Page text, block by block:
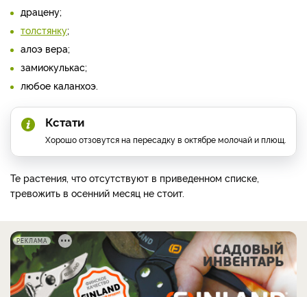
драцену;
толстянку;
алоэ вера;
замиокулькас;
любое каланхоэ.
Кстати
Хорошо отзовутся на пересадку в октябре молочай и плющ.
Те растения, что отсутствуют в приведенном списке,
тревожить в осенний месяц не стоит.
РЕКЛАМА